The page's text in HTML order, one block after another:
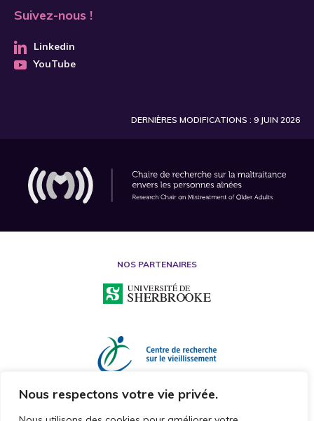
Nous respectons votre vie privée.
Suivez-nous !
Linkedin
YouTube
DERNIÈRES MODIFICATIONS : 9 JUIN 2026
NOS PARTENAIRES